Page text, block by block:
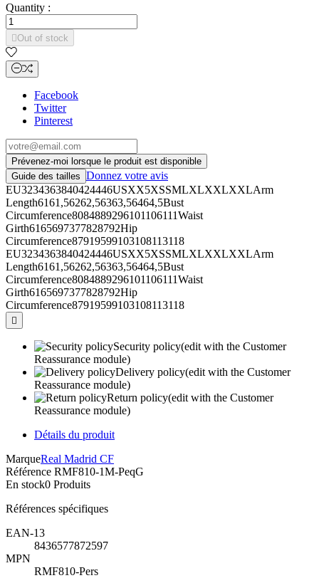
Quantity :
Out of stock
Facebook
Twitter
Pinterest
Prévenez-moi lorsque le produit est disponible
Guide des tailles Donnez votre avis
EU3234363840424446USXX5XSSMLXLXXLXXLArm
Length6161,56262,56363,56464,5Bust
Circumference8084889296101106111Waist
Girth6165697377828792Hip
Circumference87919599103108113118
EU3234363840424446USXX5XSSMLXLXXLXXLArm
Length6161,56262,56363,56464,5Bust
Circumference8084889296101106111Waist
Girth6165697377828792Hip
Circumference87919599103108113118

Security policy(edit with the Customer
Reassurance module)
Delivery policy(edit with the Customer
Reassurance module)
Return policy(edit with the Customer
Reassurance module)
Détails du produit
MarqueReal Madrid CF
Référence RMF810-1M-PeqG
En stock0 Produits
Références spécifiques
EAN-13
8436577872597
MPN
RMF810-Pers